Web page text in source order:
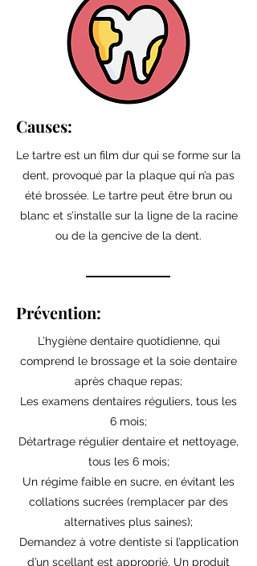
Causes:
Le tartre est un film dur qui se forme sur la
dent, provoqué par la plaque qui n’a pas
été brossée. Le tartre peut être brun ou
blanc et s’installe sur la ligne de la racine
ou de la gencive de la dent.
Prévention:
L’hygiène dentaire quotidienne, qui
comprend le brossage et la soie dentaire
après chaque repas;
Les examens dentaires réguliers, tous les
6 mois;
Détartrage régulier dentaire et nettoyage,
tous les 6 mois;
Un régime faible en sucre, en évitant les
collations sucrées (remplacer par des
alternatives plus saines);
Demandez à votre dentiste si l’application
d’un scellant est approprié. Un produit